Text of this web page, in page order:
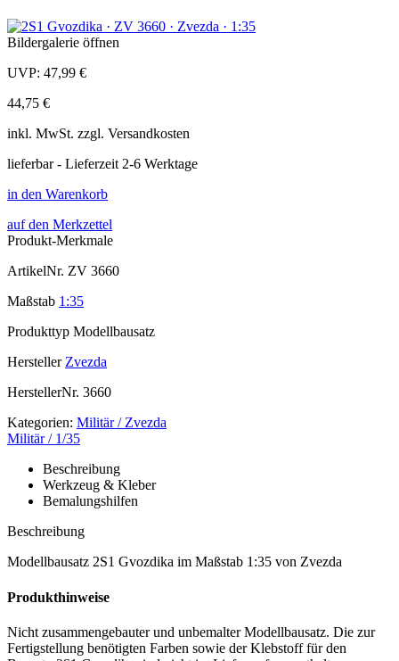
Bildergalerie öffnen
UVP: 47,99 €
44,75 €
inkl. MwSt. zzgl. Versandkosten
lieferbar - Lieferzeit 2-6 Werktage
in den Warenkorb
auf den Merkzettel
Produkt-Merkmale
ArtikelNr. ZV 3660
Maßstab 1:35
Produkttyp Modellbausatz
Hersteller Zvezda
HerstellerNr. 3660
Kategorien: Militär / Zvezda
Militär / 1/35
Beschreibung
Werkzeug & Kleber
Bemalungshilfen
Beschreibung
Modellbausatz 2S1 Gvozdika im Maßstab 1:35 von Zvezda
Produkthinweise
Nicht zusammengebauter und unbemalter Modellbausatz. Die zur
Fertigstellung benötigten Farben sowie der Klebstoff für den